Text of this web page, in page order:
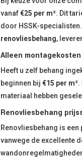
vanaf€25 per m². Dit
door HSSK-
renovliesbehang,
Alleen montagekosten
Heeft u zelf behang
beginnen bij€15 per m².
materiaal hebben
Renovliesbehang
Renovliesbehang is
vanwege de excellente